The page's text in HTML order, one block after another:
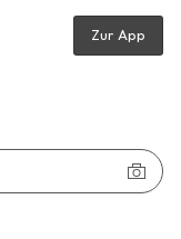
Zur App